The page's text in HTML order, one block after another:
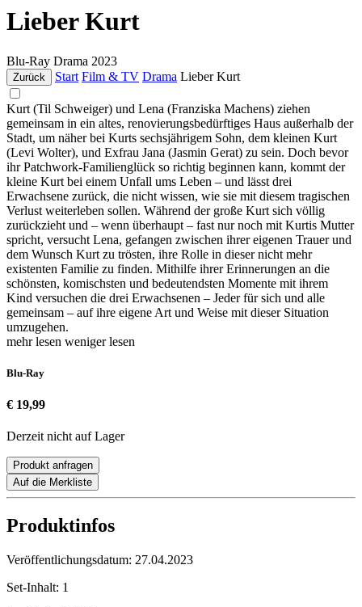
Lieber Kurt
Blu-Ray Drama 2023
Zurück Start Film & TV Drama Lieber Kurt
Kurt (Til Schweiger) und Lena (Franziska Machens) ziehen
gemeinsam in ein altes, renovierungsbedürftiges Haus außerhalb der
Stadt, um näher bei Kurts sechsjährigem Sohn, dem kleinen Kurt
(Levi Wolter), und Exfrau Jana (Jasmin Gerat) zu sein. Doch bevor
ihr Patchwork-Familienglück so richtig beginnen kann, kommt der
kleine Kurt bei einem Unfall ums Leben – und lässt drei
Erwachsene zurück, die nicht wissen, wie sie mit diesem tragischen
Verlust weiterleben sollen. Während der große Kurt sich völlig
zurückzieht und – wenn überhaupt – fast nur noch mit Kurtis Mutter
spricht, versucht Lena, gefangen zwischen ihrer eigenen Trauer und
dem Wunsch Kurt zu trösten, ihre Rolle in dieser nicht mehr
existenten Familie zu finden. Mithilfe ihrer Erinnerungen an die
schönsten, komischsten und bedeutendsten Momente mit ihrem
Kind versuchen die drei Erwachsenen – Jeder für sich und alle
gemeinsam – auf ihre eigene Art und Weise mit dieser Situation
umzugehen.
mehr lesen weniger lesen
Blu-Ray
€ 19,99
Derzeit nicht auf Lager
Produkt anfragen
Auf die Merkliste
Produktinfos
Veröffentlichungsdatum: 27.04.2023
Set-Inhalt: 1